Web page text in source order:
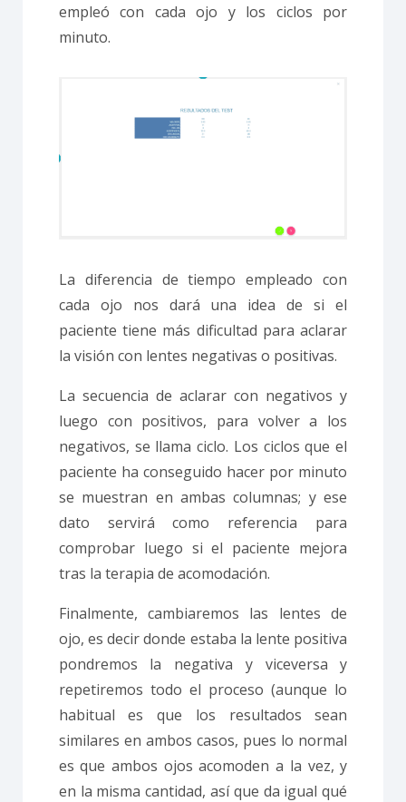
empleó con cada ojo y los ciclos por
minuto.
La diferencia de tiempo empleado con
cada ojo nos dará una idea de si el
paciente tiene más dificultad para aclarar
la visión con lentes negativas o positivas.
La secuencia de aclarar con negativos y
luego con positivos, para volver a los
negativos, se llama ciclo. Los ciclos que el
paciente ha conseguido hacer por minuto
se muestran en ambas columnas; y ese
dato servirá como referencia para
comprobar luego si el paciente mejora
tras la terapia de acomodación.
Finalmente, cambiaremos las lentes de
ojo, es decir donde estaba la lente positiva
pondremos la negativa y viceversa y
repetiremos todo el proceso (aunque lo
habitual es que los resultados sean
similares en ambos casos, pues lo normal
es que ambos ojos acomoden a la vez, y
en la misma cantidad, así que da igual qué